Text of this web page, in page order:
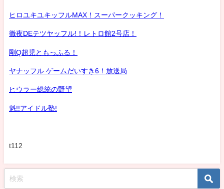
ヒロユキユキッフルMAX！スーパークッキング！
徹夜DEテツヤッフル!！レトロ館2号店！
剛Q超児ともっふる！
ヤナッフル ゲームだいすき6！放送局
ヒウラー総統の野望
魁!!アイドル塾!
t112